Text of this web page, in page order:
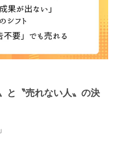
と〝売れない人〟の決